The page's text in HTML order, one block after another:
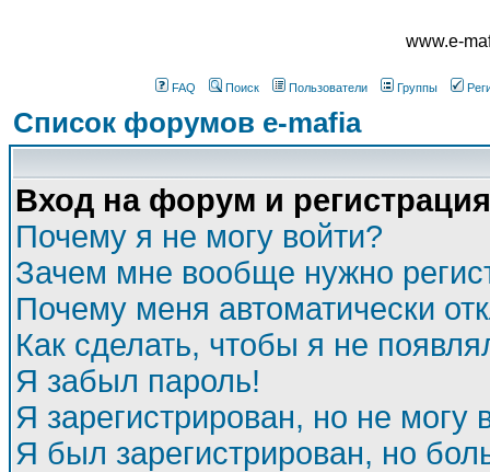
www.e-
FAQ Поиск Пользователи Группы
Список форумов e-mafia
Вход на форум и регистрация
Почему я не могу войти?
Зачем мне вообще нужно
Почему меня автоматически
Как сделать, чтобы я не
Я забыл пароль!
Я зарегистрирован, но не могу
Я был зарегистрирован, но